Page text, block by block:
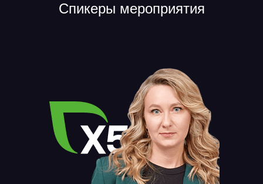
Спикеры мероприятия